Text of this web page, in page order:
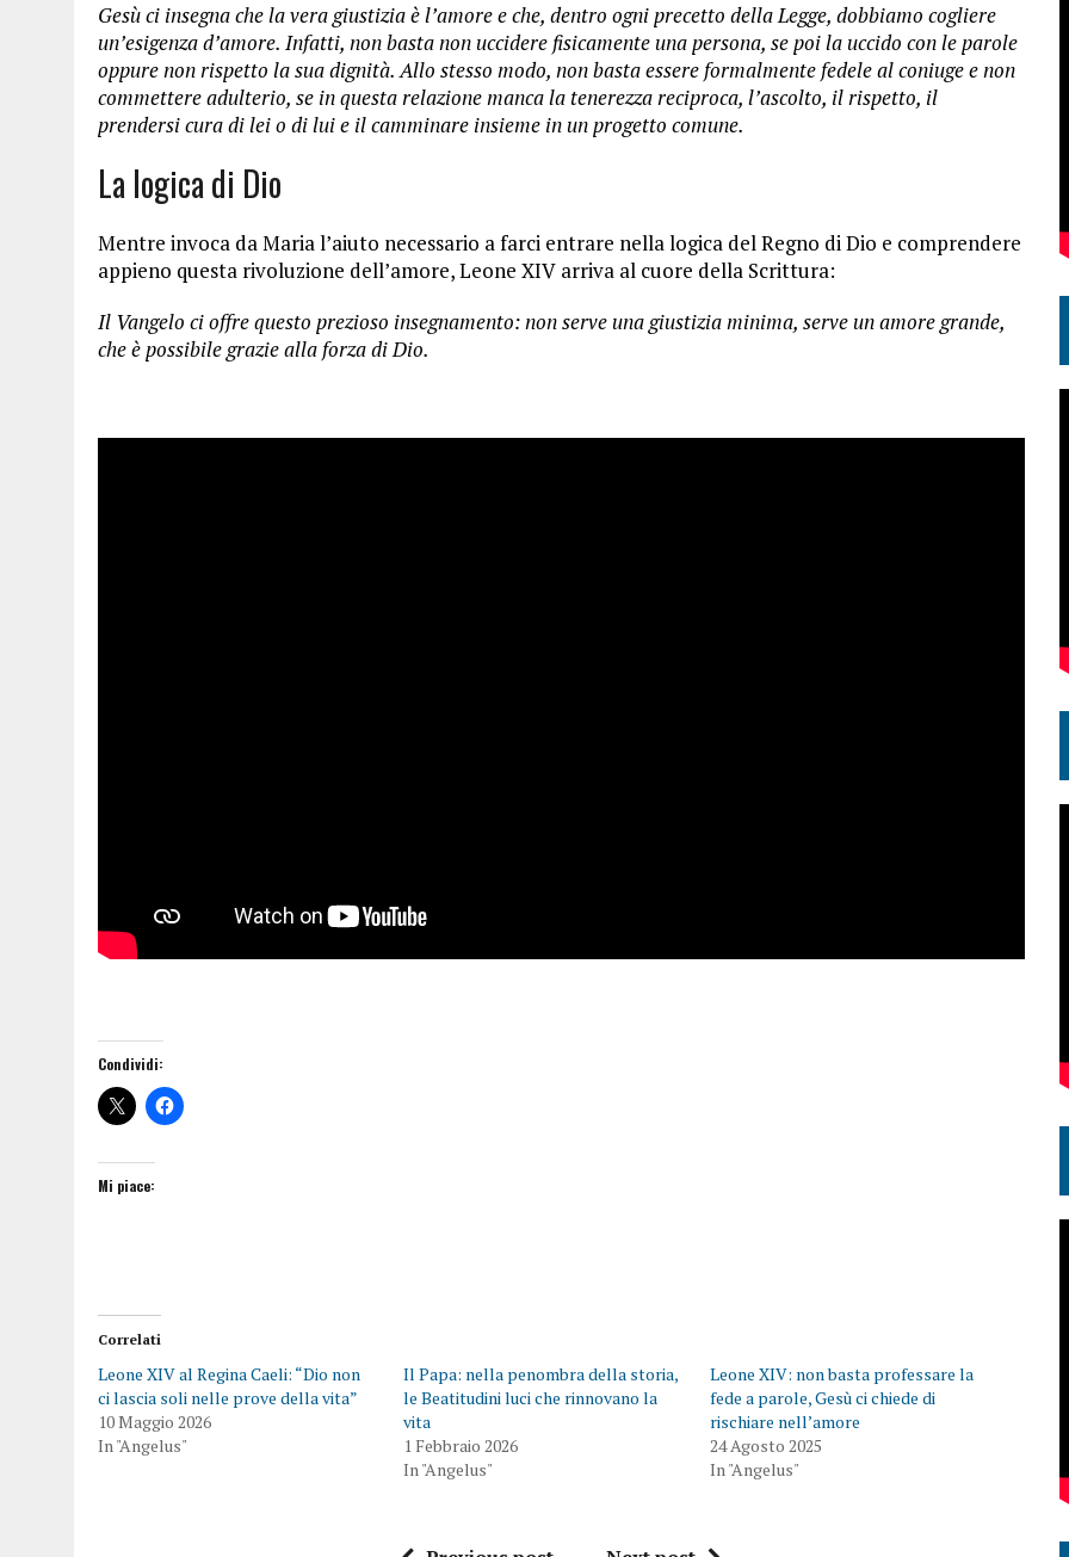
Gesù ci insegna che la vera giustizia è l’amore e che, dentro ogni precetto della Legge, dobbiamo cogliere
un’esigenza d’amore. Infatti, non basta non uccidere fisicamente una persona, se poi la uccido con le parole
oppure non rispetto la sua dignità. Allo stesso modo, non basta essere formalmente fedele al coniuge e non
commettere adulterio, se in questa relazione manca la tenerezza reciproca, l’ascolto, il rispetto, il
prendersi cura di lei o di lui e il camminare insieme in un progetto comune.
La logica di Dio
Mentre invoca da Maria l’aiuto necessario a farci entrare nella logica del Regno di Dio e comprendere
appieno questa rivoluzione dell’amore, Leone XIV arriva al cuore della Scrittura:
Il Vangelo ci offre questo prezioso insegnamento: non serve una giustizia minima, serve un amore grande,
che è possibile grazie alla forza di Dio.
Condividi:
Mi piace:
Correlati
Leone XIV al Regina Caeli: “Dio non
ci lascia soli nelle prove della vita”
10 Maggio 2026
In "Angelus"
Il Papa: nella penombra della storia,
le Beatitudini luci che rinnovano la
vita
1 Febbraio 2026
In "Angelus"
Leone XIV: non basta professare la
fede a parole, Gesù ci chiede di
rischiare nell’amore
24 Agosto 2025
In "Angelus"